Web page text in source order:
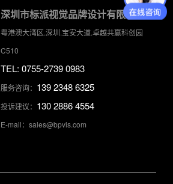
深圳市标派视觉品牌设计有限公司
粤港澳大湾区.深圳.宝安大道.卓越共赢科创园
C510
TEL: 0755-2739 0983
服务咨询： 139 2348 6325
投诉建议： 130 2886 4554
E-mail：sales@bpvis.com